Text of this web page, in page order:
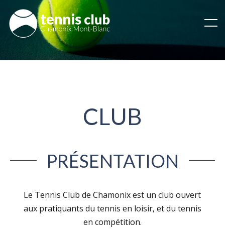
CLUB
PRÉSENTATION
Le Tennis Club de Chamonix est un club ouvert
aux pratiquants du tennis en loisir, et du tennis
en compétition.